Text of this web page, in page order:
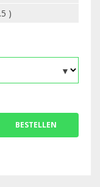
)
BESTELLEN